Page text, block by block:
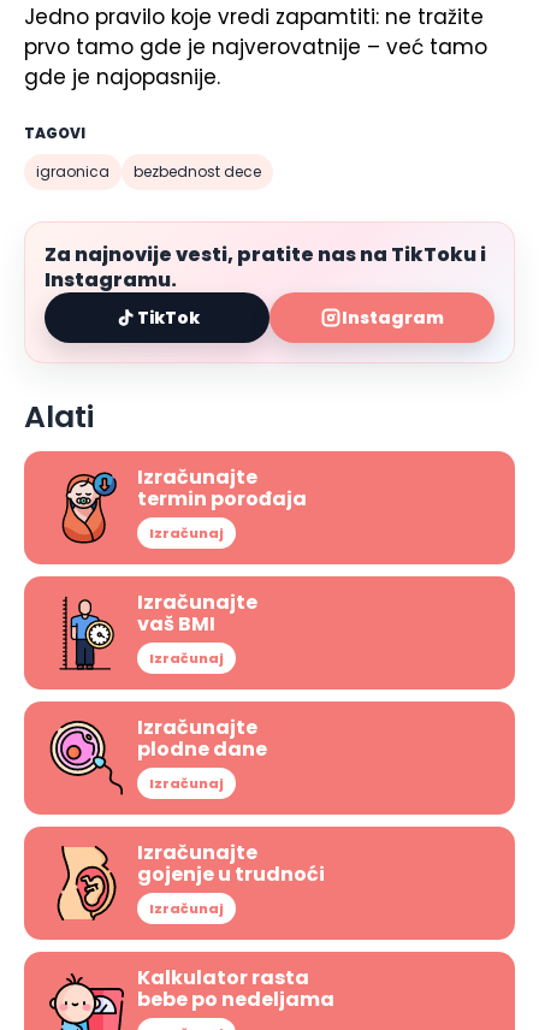
Jedno pravilo koje vredi zapamtiti: ne tražite
prvo tamo gde je najverovatnije – već tamo
gde je najopasnije.
TAGOVI
igraonica
bezbednost dece
Za najnovije vesti, pratite nas na TikToku i
Instagramu.
TikTok Instagram
Alati
Izračunajte
termin porođaja
Izračunaj
Izračunajte
vaš BMI
Izračunaj
Izračunajte
plodne dane
Izračunaj
Izračunajte
gojenje u trudnoći
Izračunaj
Kalkulator rasta
bebe po nedeljama